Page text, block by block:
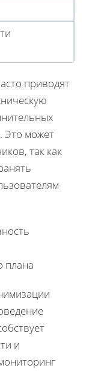
приводят
Это может
так как
плана
и